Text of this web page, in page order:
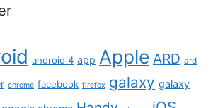
android 4 app Apple ARD ard
chrome facebook firefox galaxy galaxy